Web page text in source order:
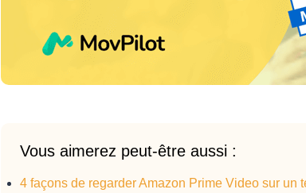
Vous aimerez peut-être aussi :
4 façons de regarder Amazon Prime Video sur